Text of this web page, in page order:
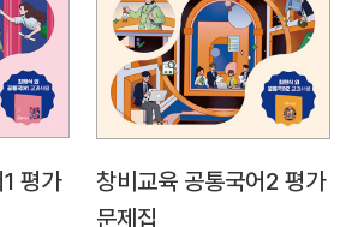
평가
창비교육 공통국어2 평가
문제집